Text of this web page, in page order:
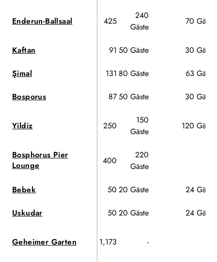
Enderun-Ballsaal 425
240
Gäste
70 Gäste
Kaftan 91 50 Gäste 30 Gäste
Şimal 131 80 Gäste 63 Gäste
Bosporus 8750 Gäste 30 Gäste
Yildiz 250
150
Gäste
120 Gäste
Bosphorus Pier
Lounge
400
220
Gäste
Bebek 50 20 Gäste 24 Gäste
Uskudar 50 20 Gäste 24 Gäste
Geheimer Garten 1,173 -